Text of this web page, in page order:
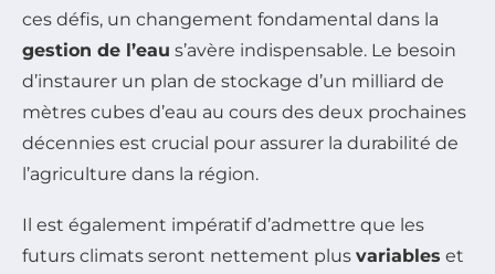
ces défis, un changement fondamental dans la
gestion de l’eau s’avère indispensable. Le besoin
d’instaurer un plan de stockage d’un milliard de
mètres cubes d’eau au cours des deux prochaines
décennies est crucial pour assurer la durabilité de
l’agriculture dans la région.
Il est également impératif d’admettre que les
futurs climats seront nettement plus variables et